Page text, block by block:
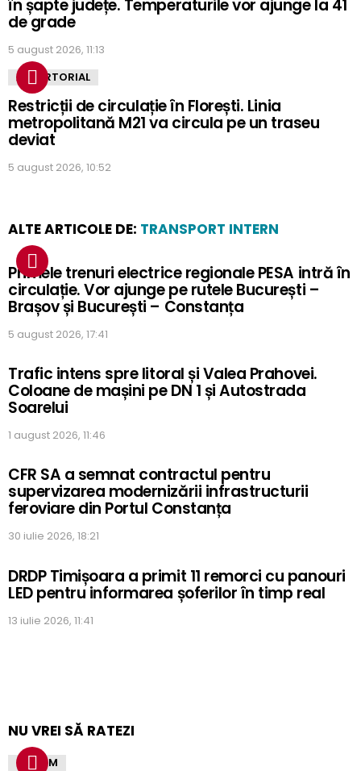
în șapte județe. Temperaturile vor ajunge la 41
de grade
5 august 2026, 11:13
ADVERTORIAL
Restricții de circulație în Florești. Linia
metropolitană M21 va circula pe un traseu
deviat
5 august 2026, 10:52
ALTE ARTICOLE DE: TRANSPORT INTERN
Primele trenuri electrice regionale PESA intră în
circulație. Vor ajunge pe rutele București –
Brașov și București – Constanța
5 august 2026, 17:41
Trafic intens spre litoral și Valea Prahovei.
Coloane de mașini pe DN 1 și Autostrada
Soarelui
1 august 2026, 11:46
CFR SA a semnat contractul pentru
supervizarea modernizării infrastructurii
feroviare din Portul Constanța
30 iulie 2026, 18:21
DRDP Timișoara a primit 11 remorci cu panouri
LED pentru informarea șoferilor în timp real
13 iulie 2026, 11:41
NU VREI SĂ RATEZI
TURISM